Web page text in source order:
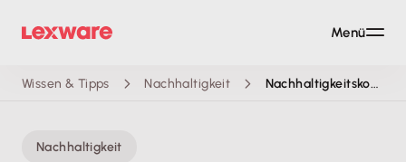
Wissen & Tipps Nachhaltigkeit Nachhaltigkeitskommunikation und Green Claims
Nachhaltigkeit
Menü